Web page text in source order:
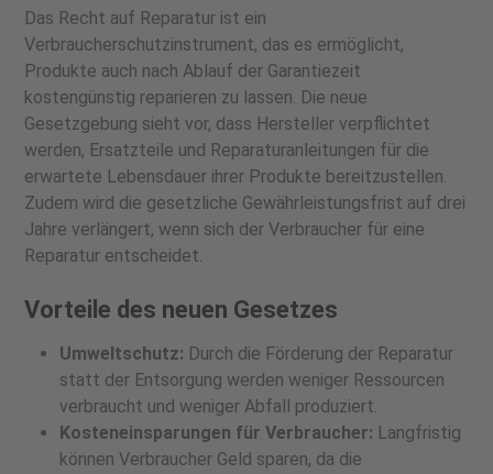
Das Recht auf Reparatur ist ein
Verbraucherschutzinstrument, das es ermöglicht,
Produkte auch nach Ablauf der Garantiezeit
kostengünstig reparieren zu lassen. Die neue
Gesetzgebung sieht vor, dass Hersteller verpflichtet
werden, Ersatzteile und Reparaturanleitungen für die
erwartete Lebensdauer ihrer Produkte bereitzustellen.
Zudem wird die gesetzliche Gewährleistungsfrist auf drei
Jahre verlängert, wenn sich der Verbraucher für eine
Reparatur entscheidet.
Vorteile des neuen Gesetzes
Umweltschutz: Durch die Förderung der Reparatur
statt der Entsorgung werden weniger Ressourcen
verbraucht und weniger Abfall produziert.
Kosteneinsparungen für Verbraucher: Langfristig
können Verbraucher Geld sparen, da die